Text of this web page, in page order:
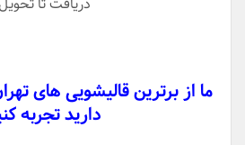
ما از برترین قالیشویی های
دارید تجربه